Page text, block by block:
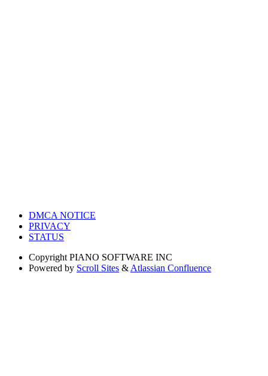
DMCA NOTICE
PRIVACY
STATUS
Copyright PIANO SOFTWARE INC
Powered by Scroll Sites & Atlassian Confluence